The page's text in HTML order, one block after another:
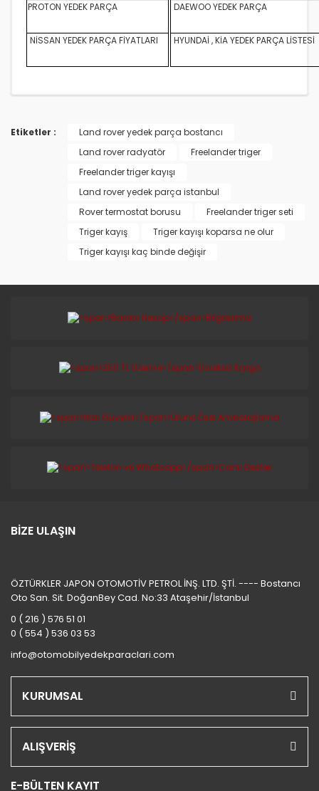
PROTON YEDEK PARÇA DAEWOO YEDEK PARÇA
NİSSAN YEDEK PARÇA FİYATLARI HYUNDAİ , KİA YEDEK PARÇA LİSTESİ
Etiketler :
Land rover yedek parça bostancı
Land rover radyatör
Freelander triger
Freelander triger kayışı
Land rover yedek parça istanbul
Rover termostat borusu
Freelander triger seti
Triger kayış
Triger kayışı koparsa ne olur
Triger kayışı kaç binde değişir
BİZE ULAŞIN
ÖZTÜRKLER JAPON OTOMOTİV PETROL İNŞ. LTD. ŞTİ. ---- Bostancı
Oto San. Sit. DoğanBey Cad. No:33 Ataşehir/İstanbul
0 ( 216 ) 576 51 01
0 ( 554 ) 536 03 53
info@otomobilyedekparaclari.com
KURUMSAL
ALIŞVERİŞ
E-BÜLTEN KAYIT